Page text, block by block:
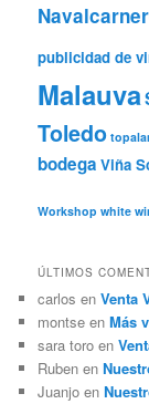
publicidad de
Malauva
Toledo
bodega Viña
Workshop white
ÚLTIMOS
carlos enVenta
montse enMás
sara toro en
Ruben en
Juanjo en